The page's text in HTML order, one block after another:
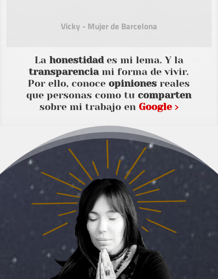
Vicky - Mujer de Barcelona
La honestidades mi lema. Y la
transparenciami forma de vivir.
Por ello, conoceopiniones reales
que personas como tucomparten
sobre mi trabajo en Google ›